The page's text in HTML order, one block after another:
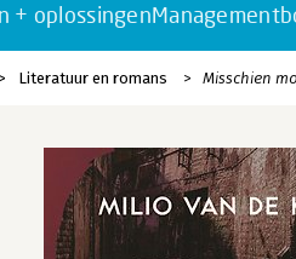
+ oplossingen
Literatuur en romans Misschien